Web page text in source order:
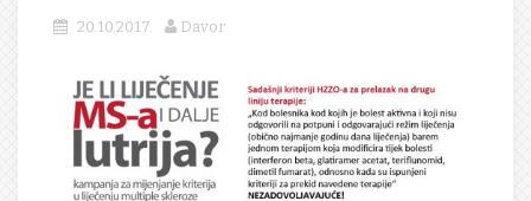
20.10.2017. Davor